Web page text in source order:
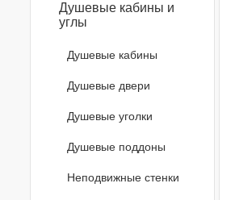
Душевые кабины и
углы
Душевые кабины
Душевые двери
Душевые уголки
Душевые поддоны
Неподвижные стенки